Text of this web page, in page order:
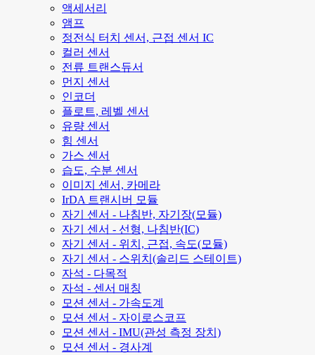
액세서리
앰프
정전식 터치 센서, 근접 센서 IC
컬러 센서
전류 트랜스듀서
먼지 센서
인코더
플로트, 레벨 센서
유량 센서
힘 센서
가스 센서
습도, 수분 센서
이미지 센서, 카메라
IrDA 트랜시버 모듈
자기 센서 - 나침반, 자기장(모듈)
자기 센서 - 선형, 나침반(IC)
자기 센서 - 위치, 근접, 속도(모듈)
자기 센서 - 스위치(솔리드 스테이트)
자석 - 다목적
자석 - 센서 매칭
모션 센서 - 가속도계
모션 센서 - 자이로스코프
모션 센서 - IMU(관성 측정 장치)
모션 센서 - 경사계